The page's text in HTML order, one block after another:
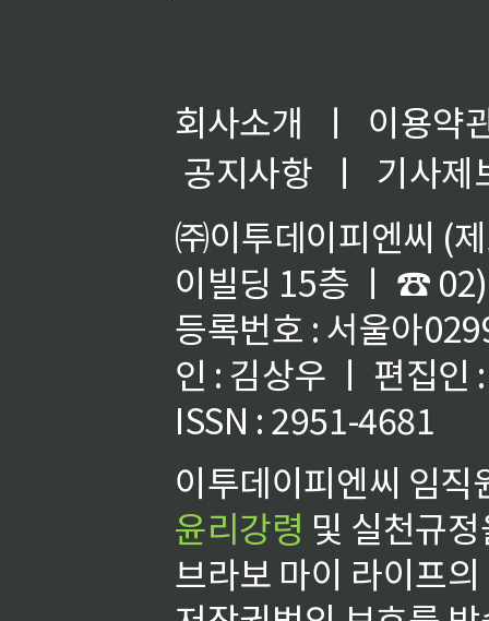
회사소개 ㅣ
이용약
공지사항
ㅣ
기사제
㈜이투데이피엔씨 (
이빌딩 15층 ㅣ ☎
등록번호 : 서울아
인 : 김상우 ㅣ 편집인
ISSN : 2951-4681
이투데이피엔씨 임
윤리강령 및 실천규
브라보 마이 라이프